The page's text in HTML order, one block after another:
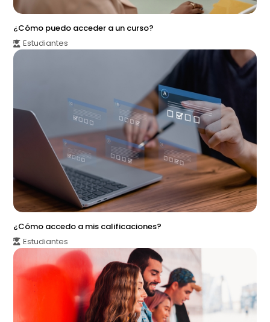
¿Cómo puedo acceder a un curso?
Estudiantes
¿Cómo accedo a mis calificaciones?
Estudiantes